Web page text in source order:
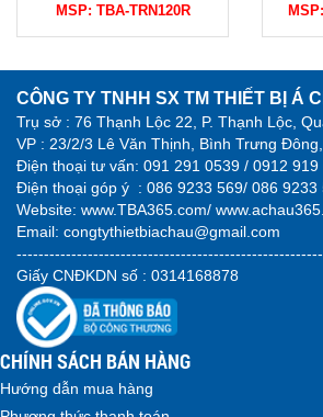
MSP: TBA-TRN120R MSP:
CÔNG TY TNHH SX TM THIẾT BỊ Á
Trụ sở : 76 Thạnh Lộc 22, P. Thạnh Lộc,
VP : 23/2/3 Lê Văn Thịnh, Bình Trưng
Điện thoại tư vấn: 091 291 0539 / 0912 919
Điện thoại góp ý : 086 9233 569/ 086 9233
Website: www.TBA365.com/
Email: congtythietbiachau@gmail.com
Giấy CNĐKDN số : 0314168878
CHÍNH SÁCH BÁN HÀNG
Hướng dẫn mua hàng